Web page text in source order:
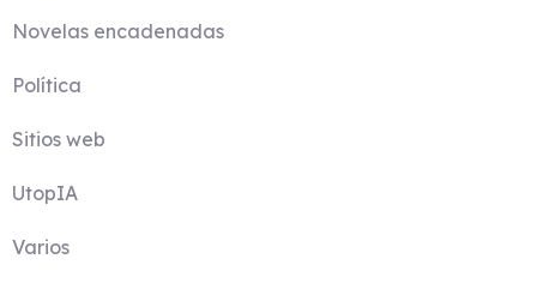
Novelas encadenadas
Política
Sitios web
UtopIA
Varios